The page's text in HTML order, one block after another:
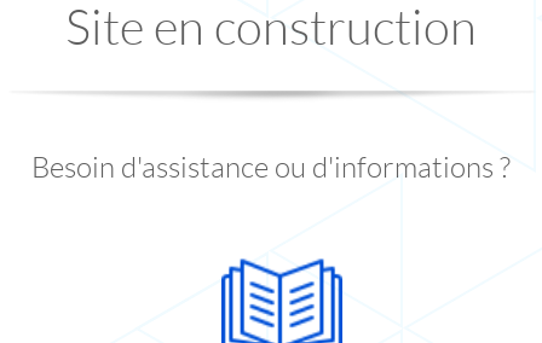
Site en construction
Besoin d'assistance ou d'informations ?